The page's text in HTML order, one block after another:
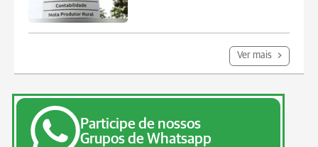
Ver mais
Participe de nossos
Grupos de Whatsapp